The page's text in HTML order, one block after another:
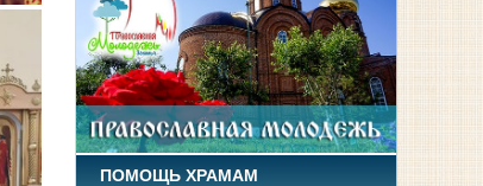
ПОМОЩЬ ХРАМАМ